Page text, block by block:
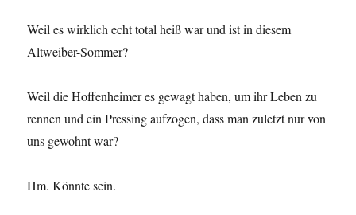
Weil es wirklich echt total heiß war und ist in diesem
Altweiber-Sommer?
Weil die Hoffenheimer es gewagt haben, um ihr Leben zu
rennen und ein Pressing aufzogen, dass man zuletzt nur von
uns gewohnt war?
Hm. Könnte sein.